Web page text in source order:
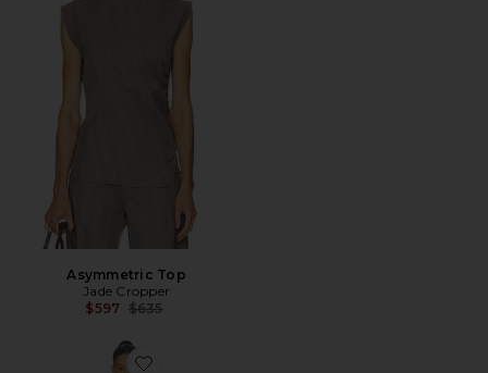
Asymmetric Top
Jade Cropper
$597 Previous price:
$635